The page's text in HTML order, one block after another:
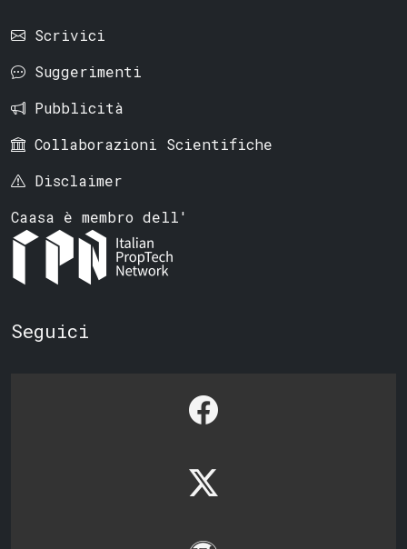
Scrivici
Suggerimenti
Pubblicità
Collaborazioni Scientifiche
Disclaimer
Caasa è membro dell'
Seguici